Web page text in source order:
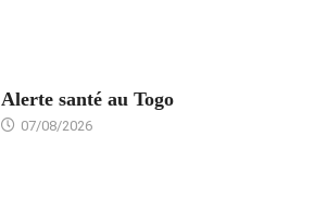
Alerte santé au Togo
07/08/2026